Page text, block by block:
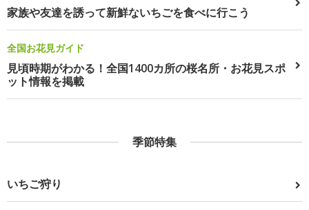
家族や友達を誘って新鮮ないちごを食べに行こう
全国お花見ガイド
見頃時期がわかる！全国1400カ所の桜名所・お花見スポ
ット情報を掲載
季節特集
いちご狩り